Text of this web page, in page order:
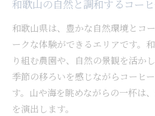
和歌山の自然と調和するコー
和歌山県は、豊かな自然環境とコ
ークな体験ができるエリアです。
り組む農園や、自然の景観を活か
季節の移ろいを感じながらコーヒ
す。山や海を眺めながらの一杯は
を演出します。